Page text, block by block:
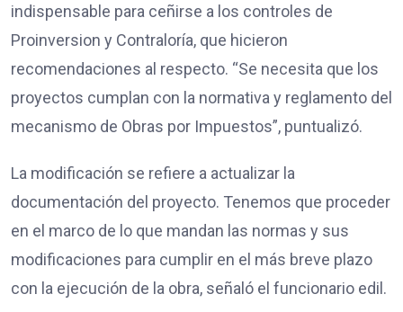
indispensable para ceñirse a los controles de
Proinversion y Contraloría, que hicieron
recomendaciones al respecto. “Se necesita que los
proyectos cumplan con la normativa y reglamento del
mecanismo de Obras por Impuestos”, puntualizó.
La modificación se refiere a actualizar la
documentación del proyecto. Tenemos que proceder
en el marco de lo que mandan las normas y sus
modificaciones para cumplir en el más breve plazo
con la ejecución de la obra, señaló el funcionario edil.